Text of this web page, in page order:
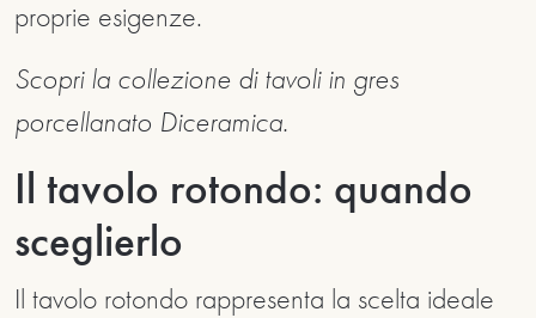
proprie esigenze.
Scopri la collezione di tavoli in gres
porcellanato Diceramica.
Il tavolo rotondo: quando
sceglierlo
Il tavolo rotondo rappresenta la scelta ideale